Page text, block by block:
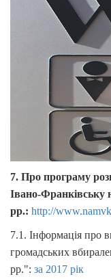
7. Про програму
Івано-Франківську
рр.: http://
7.1. Інформація про
громадських
рр.": за 2017 рік